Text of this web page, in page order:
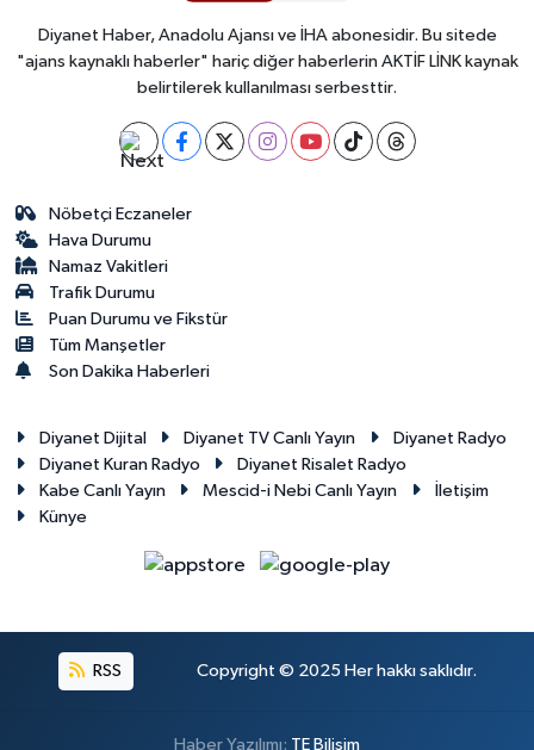
Diyanet Haber, Anadolu Ajansı ve İHA abonesidir. Bu sitede
"ajans kaynaklı haberler" hariç diğer haberlerin AKTİF LİNK kaynak
belirtilerek kullanılması serbesttir.
Nöbetçi Eczaneler
Hava Durumu
Namaz Vakitleri
Trafik Durumu
Puan Durumu ve Fikstür
Tüm Manşetler
Son Dakika Haberleri
Diyanet Dijital Diyanet TV Canlı Yayın
Diyanet Radyo
Diyanet Kuran Radyo
Diyanet Risalet Radyo
Kabe Canlı Yayın
Mescid-i Nebi Canlı Yayın
İletişim
Künye
RSS Copyright © 2025 Her hakkı saklıdır.
Haber Yazılımı: TE Bilişim